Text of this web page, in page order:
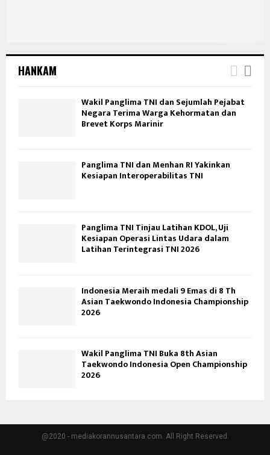
HANKAM
Wakil Panglima TNI dan Sejumlah Pejabat
Negara Terima Warga Kehormatan dan
Brevet Korps Marinir
Panglima TNI dan Menhan RI Yakinkan
Kesiapan Interoperabilitas TNI
Panglima TNI Tinjau Latihan KDOL, Uji
Kesiapan Operasi Lintas Udara dalam
Latihan Terintegrasi TNI 2026
Indonesia Meraih medali 9 Emas di 8 Th
Asian Taekwondo Indonesia Championship
2026
Wakil Panglima TNI Buka 8th Asian
Taekwondo Indonesia Open Championship
2026
@2020 - mediakorannusantara.com. All Right Reserved.